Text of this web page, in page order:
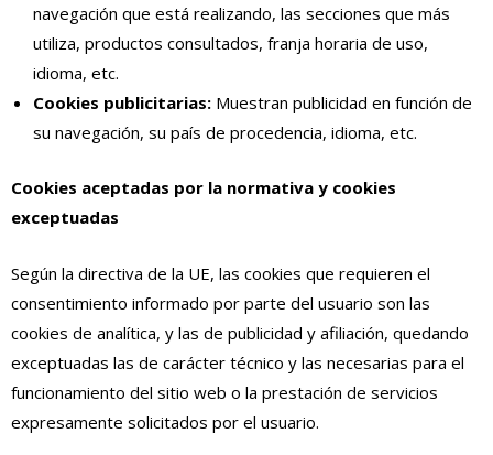
navegación que está realizando, las secciones que más
utiliza, productos consultados, franja horaria de uso,
idioma, etc.
Cookies publicitarias: Muestran publicidad en función de
su navegación, su país de procedencia, idioma, etc.
Cookies aceptadas por la normativa y cookies
exceptuadas
Según la directiva de la UE, las cookies que requieren el
consentimiento informado por parte del usuario son las
cookies de analítica, y las de publicidad y afiliación, quedando
exceptuadas las de carácter técnico y las necesarias para el
funcionamiento del sitio web o la prestación de servicios
expresamente solicitados por el usuario.